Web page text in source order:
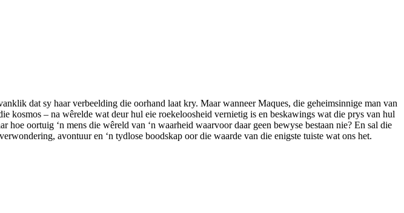
dat sy haar verbeelding die oorhand laat kry. Maar wanneer Maques, die geheimsinnige man van
kosmos – na wêrelde wat deur hul eie roekeloosheid vernietig is en beskawings wat die prys van hul
oortuig ‘n mens die wêreld van ‘n waarheid waarvoor daar geen bewyse bestaan nie? En sal die
avontuur en ‘n tydlose boodskap oor die waarde van die enigste tuiste wat ons het.